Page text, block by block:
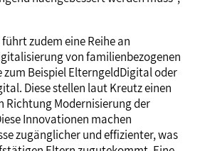
zudem eine Reihe an
von familienbezogenen
zum Beispiel ElterngeldDigital oder
Diese stellen laut Kreutz einen
Richtung Modernisierung der
Innovationen machen
zugänglicher und effizienter, was